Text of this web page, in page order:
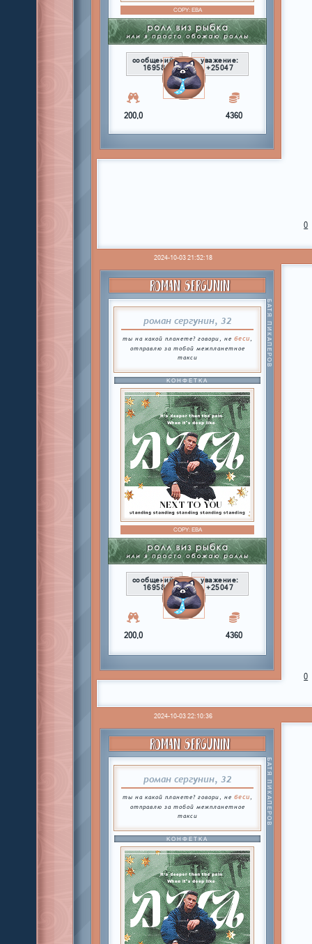
COPY:ЕВА
сообщений:
16958
уважение:
+25047
200,0 4360
0
2024-10-03 21:52:18
ROMAN SERGUNIN
роман сергунин, 32
ты на какой планете? говори, не беси,
отправлю за тобой межпланетное
такси
БАТЯ ПИКАПЕРОВ
КОНФЕТКА
COPY:ЕВА
сообщений:
16958
уважение:
+25047
200,0 4360
0
2024-10-03 22:10:36
ROMAN SERGUNIN
роман сергунин, 32
ты на какой планете? говори, не беси,
отправлю за тобой межпланетное
такси
БАТЯ ПИКАПЕРОВ
КОНФЕТКА